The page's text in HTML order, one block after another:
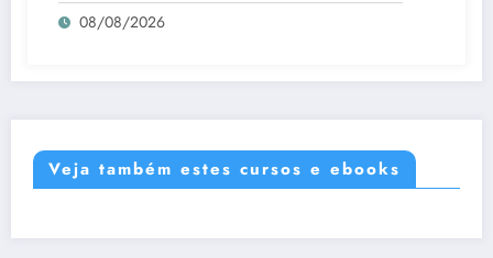
08/08/2026
Veja também estes cursos e ebooks